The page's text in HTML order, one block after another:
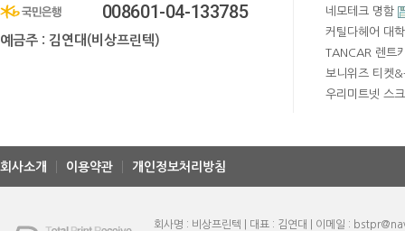
008601-04-133785
예금주 : 김연대(비상프린텍)
네모테크 명함
커틸다헤어 대
TANCAR 렌트
보니위즈 티켓
우리미트넷 스
회사소개 이용약관 개인정보처리방침
회사명 : 비상프린텍 | 대표 : 김연대 | 이메일 :